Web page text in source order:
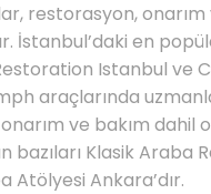
restorasyon,
İstanbul’daki en
Istanbul ve
araçlarında
ve bakım dahil
Klasik Araba
Atölyesi Ankara’dır.